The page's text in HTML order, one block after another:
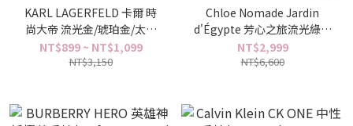
KARL LAGERFELD 卡爾 時
尚大帝 流光金/琥珀金/太空
灰/極光銀 100ml TESTER
(環保盒) - 任選
NT$899 ~ NT$1,099
NT$3,150
Chloe Nomade Jardin
d'Égypte 芳心之旅流光綠苑
淡香精 75ml TESTER (環保
盒)
NT$2,999
NT$6,600